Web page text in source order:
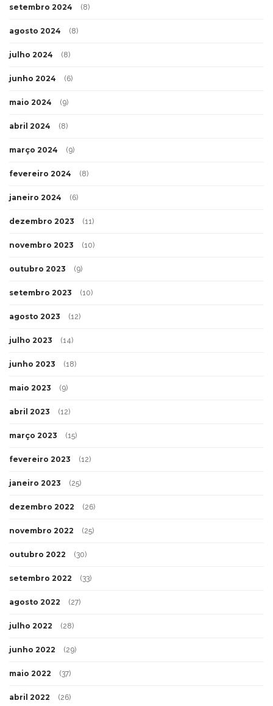
setembro 2024 (8)
agosto 2024 (8)
julho 2024 (8)
junho 2024 (6)
maio 2024 (9)
abril 2024 (8)
março 2024 (9)
fevereiro 2024 (8)
janeiro 2024 (6)
dezembro 2023 (11)
novembro 2023 (10)
outubro 2023 (9)
setembro 2023 (10)
agosto 2023 (12)
julho 2023 (14)
junho 2023 (18)
maio 2023 (9)
abril 2023 (12)
março 2023 (15)
fevereiro 2023 (12)
janeiro 2023 (25)
dezembro 2022 (26)
novembro 2022 (25)
outubro 2022 (30)
setembro 2022 (33)
agosto 2022 (27)
julho 2022 (28)
junho 2022 (29)
maio 2022 (37)
abril 2022 (26)